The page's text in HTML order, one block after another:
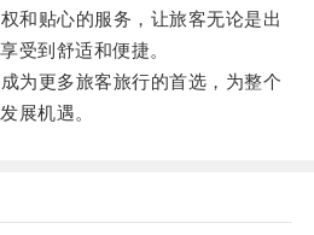
贴心的服务，让旅客无论是出
受到舒适和便捷。
更多旅客旅行的首选，为整个
展机遇。